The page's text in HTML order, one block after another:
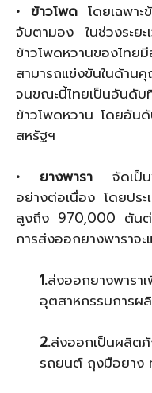
• ข้าวโพดโดยเฉพาะ
จับตามอง ในช่วงระ
ข้าวโพดหวานของไทย
สามารถแข่งขันในด้าน
จนขณะนี้ไทยเป็นอัน
ข้าวโพดหวาน โดยอั
สหรัฐฯ
• ยางพารา จัดเป็น
อย่างต่อเนื่อง โดยประ
สูงถึง 970,000 ตันต่
การส่งออกยางพาราจ
1.ส่งออกยางพารา
อุตสาหกรรมการผ
2.ส่งออกเป็นผลิ
รถยนต์ ถุงมือยาง